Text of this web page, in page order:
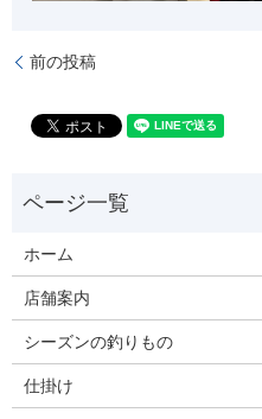
前の投稿
ホーム
店舗案内
シーズンの釣りもの
仕掛け